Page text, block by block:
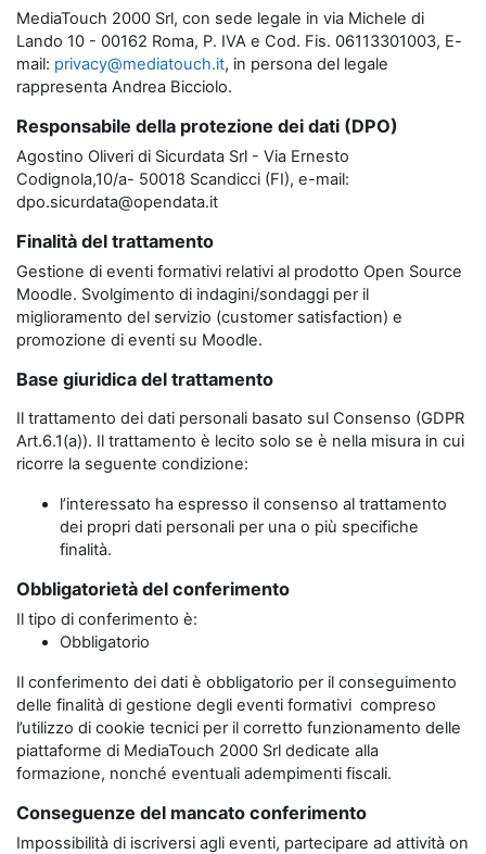
MediaTouch 2000 Srl, con sede legale in via Michele di
Lando 10 - 00162 Roma, P. IVA e Cod. Fis. 06113301003, E-
mail: privacy@mediatouch.it, in persona del legale
rappresenta Andrea Bicciolo.
Responsabile della protezione dei dati (DPO)
Agostino Oliveri di Sicurdata Srl - Via Ernesto
Codignola,10/a- 50018 Scandicci (FI), e-mail:
dpo.sicurdata@opendata.it
Finalità del trattamento
Gestione di eventi formativi relativi al prodotto Open Source
Moodle. Svolgimento di indagini/sondaggi per il
miglioramento del servizio (customer satisfaction) e
promozione di eventi su Moodle.
Base giuridica del trattamento
Il trattamento dei dati personali basato sul Consenso (GDPR
Art.6.1(a)). Il trattamento è lecito solo se è nella misura in cui
ricorre la seguente condizione:
l’interessato ha espresso il consenso al trattamento
dei propri dati personali per una o più specifiche
finalità.
Obbligatorietà del conferimento
Il tipo di conferimento è:
Obbligatorio
Il conferimento dei dati è obbligatorio per il conseguimento
delle finalità di gestione degli eventi formativi compreso
l’utilizzo di cookie tecnici per il corretto funzionamento delle
piattaforme di MediaTouch 2000 Srl dedicate alla
formazione, nonché eventuali adempimenti fiscali.
Conseguenze del mancato conferimento
Impossibilità di iscriversi agli eventi, partecipare ad attività on